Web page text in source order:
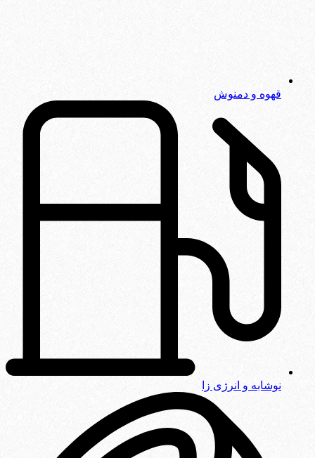
قهوه و دمنوش
نوشابه و انرژی زا